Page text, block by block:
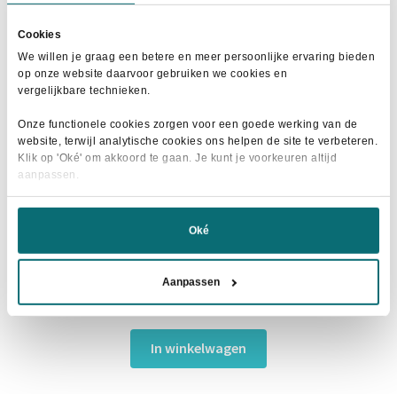
Cookies
We willen je graag een betere en meer persoonlijke ervaring bieden
op onze website daarvoor gebruiken we cookies en
vergelijkbare technieken.
Onze functionele cookies zorgen voor een goede werking van de
website, terwijl analytische cookies ons helpen de site te verbeteren.
Klik op 'Oké' om akkoord te gaan. Je kunt je voorkeuren altijd
aanpassen.
Oké
Aanpassen
Excellent Herbs Goudsbloem
€29,95Oorspronkelijke
was:
€29,95.
€27,50Huidige
is:
€27,50.
In winkelwagen